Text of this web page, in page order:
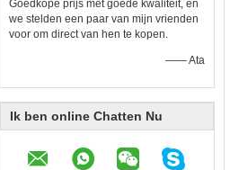
Goedkope prijs met goede kwaliteit, en
we stelden een paar van mijn vrienden
voor om direct van hen te kopen.
—— Ata
Ik ben online Chatten Nu